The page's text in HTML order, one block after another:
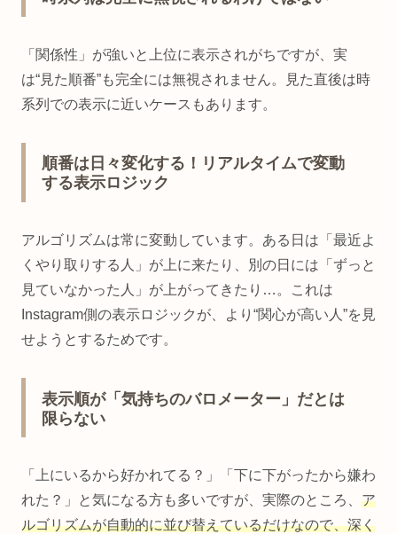
「関係性」が強いと上位に表示されがちですが、実
は“見た順番”も完全には無視されません。見た直後は時
系列での表示に近いケースもあります。
順番は日々変化する！リアルタイムで変動
する表示ロジック
アルゴリズムは常に変動しています。ある日は「最近よ
くやり取りする人」が上に来たり、別の日には「ずっと
見ていなかった人」が上がってきたり…。これは
Instagram側の表示ロジックが、より“関心が高い人”を見
せようとするためです。
表示順が「気持ちのバロメーター」だとは
限らない
「上にいるから好かれてる？」「下に下がったから嫌わ
れた？」と気になる方も多いですが、実際のところ、 ア
ルゴリズムが自動的に並び替えているだけなので、深く